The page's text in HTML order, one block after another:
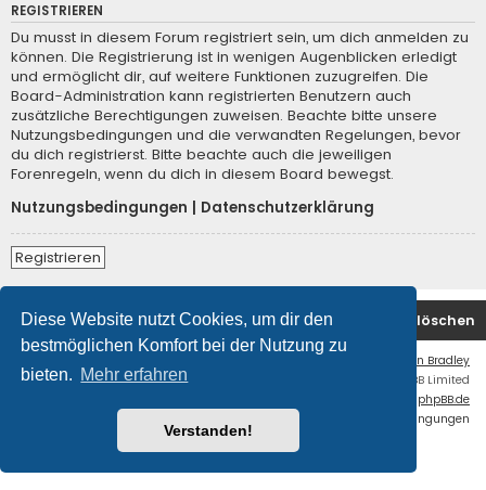
Diese Website nutzt Cookies, um dir den
bestmöglichen Komfort bei der Nutzung zu
bieten. Mehr erfahren
Verstanden!
REGISTRIEREN
Du musst in diesem Forum registriert sein, um dich anmelden zu
können. Die Registrierung ist in wenigen Augenblicken erledigt
und ermöglicht dir, auf weitere Funktionen zuzugreifen. Die
Board-Administration kann registrierten Benutzern auch
zusätzliche Berechtigungen zuweisen. Beachte bitte unsere
Nutzungsbedingungen und die verwandten Regelungen, bevor
du dich registrierst. Bitte beachte auch die jeweiligen
Forenregeln, wenn du dich in diesem Board bewegst.
Nutzungsbedingungen
Datenschutzerklärung
Registrieren
Startseite Foren-Übersicht Alle Cookies löschen
Ian Bradley
Powered by
® Forum Software © phpBB Limited
phpBB.de
Nutzungsbedingungen